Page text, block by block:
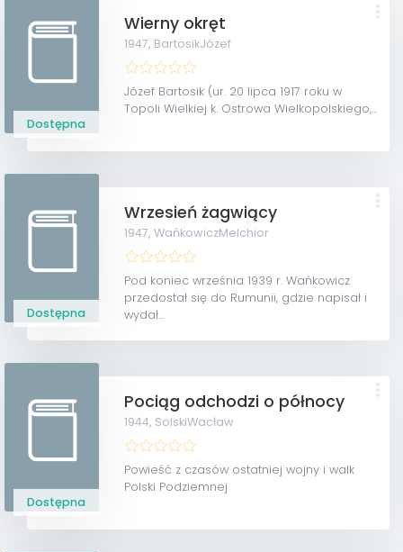
Dostępna
Wierny okręt
1947, BartosikJózef
Józef Bartosik (ur. 20 lipca 1917 roku w
Topoli Wielkiej k. Ostrowa Wielkopolskiego,...
Dostępna
Wrzesień żagwiący
1947,WańkowiczMelchior
Pod koniec września 1939 r. Wańkowicz
przedostał się do Rumunii, gdzie napisał i
wydał...
Dostępna
Pociąg odchodzi o północy
1944, SolskiWacław
Powieść z czasów ostatniej wojny i walk
Polski Podziemnej